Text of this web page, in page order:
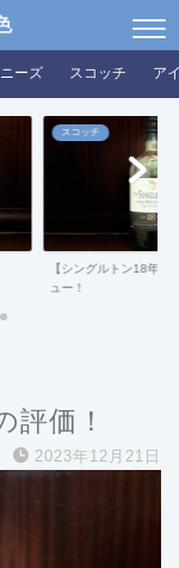
ーズ スコッチ ア
スコッチ
【シングルトン18年ダ
ュー！
評価！
2023年12月21日